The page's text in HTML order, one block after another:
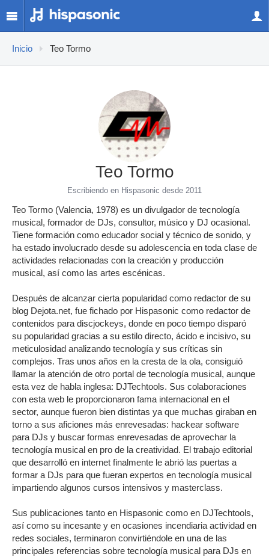
Inicio Teo Tormo
Teo Tormo
Escribiendo en Hispasonic desde 2011
Teo Tormo (Valencia, 1978) es un divulgador de tecnología
musical, formador de DJs, consultor, músico y DJ ocasional.
Tiene formación como educador social y técnico de sonido, y
ha estado involucrado desde su adolescencia en toda clase de
actividades relacionadas con la creación y producción
musical, así como las artes escénicas.
Después de alcanzar cierta popularidad como redactor de su
blog Dejota.net, fue fichado por Hispasonic como redactor de
contenidos para discjockeys, donde en poco tiempo disparó
su popularidad gracias a su estilo directo, ácido e incisivo, su
meticulosidad analizando tecnología y sus críticas sin
complejos. Tras unos años en la cresta de la ola, consiguió
llamar la atención de otro portal de tecnología musical, aunque
esta vez de habla inglesa: DJTechtools. Sus colaboraciones
con esta web le proporcionaron fama internacional en el
sector, aunque fueron bien distintas ya que muchas giraban en
torno a sus aficiones más enrevesadas: hackear software
para DJs y buscar formas enrevesadas de aprovechar la
tecnología musical en pro de la creatividad. El trabajo editorial
que desarrolló en internet finalmente le abrió las puertas a
formar a DJs para que fueran expertos en tecnología musical
impartiendo algunos cursos intensivos y masterclass.
Sus publicaciones tanto en Hispasonic como en DJTechtools,
así como su incesante y en ocasiones incendiaria actividad en
redes sociales, terminaron convirtiéndole en una de las
principales referencias sobre tecnología musical para DJs en